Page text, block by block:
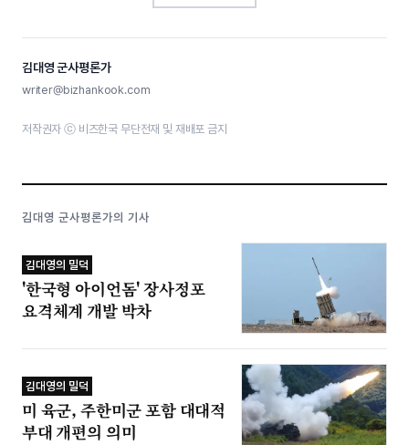
김대영 군사평론가
writer@bizhankook.com
저작권자 ⓒ 비즈한국 무단전재 및 재배포 금지
김대영 군사평론가의 기사
김대영의 밀덕
'한국형 아이언돔' 장사정포
요격체계 개발 박차
김대영의 밀덕
미 육군, 주한미군 포함 대대적
부대 개편의 의미